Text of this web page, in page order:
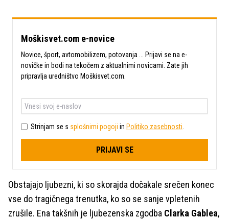
Moškisvet.com e-novice
Novice, šport, avtomobilizem, potovanja ... Prijavi se na e-
novičke in bodi na tekočem z aktualnimi novicami. Zate jih
pripravlja uredništvo Moškisvet.com.
Strinjam se s splošnimi pogoji in Politiko zasebnosti
PRIJAVI SE
Obstajajo ljubezni, ki so skorajda dočakale srečen konec
vse do tragičnega trenutka, ko so se sanje vpletenih
zrušile. Ena takšnih je ljubezenska zgodba Clarka Gablea,